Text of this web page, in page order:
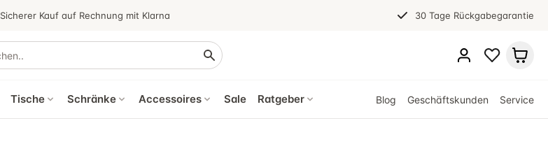
Sicherer Kauf auf Rechnung mit Klarna 30 Tage Rückgabegarantie
Tische Schränke Accessoires Sale Ratgeber Blog Geschäftskunden Service